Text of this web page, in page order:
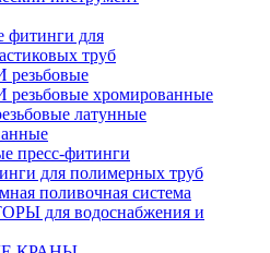
для
труб
хромированные
латунные
пресс-фитинги
для полимерных труб
поливочная система
для водоснабжения и